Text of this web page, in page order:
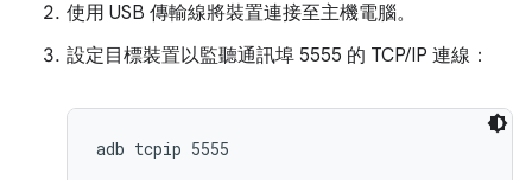
使用 USB 傳輸線將裝置連接至主機電腦。
設定目標裝置以監聽通訊埠 5555 的 TCP/IP 連線：